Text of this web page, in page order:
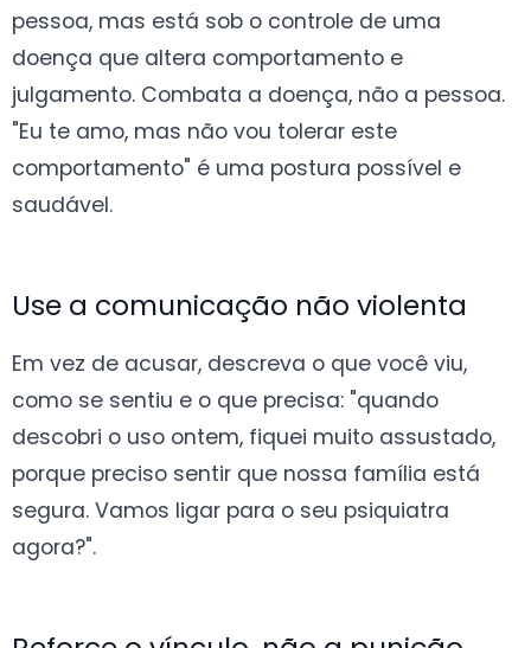
pessoa, mas está sob o controle de uma
doença que altera comportamento e
julgamento. Combata a doença, não a pessoa.
"Eu te amo, mas não vou tolerar este
comportamento" é uma postura possível e
saudável.
Use a comunicação não violenta
Em vez de acusar, descreva o que você viu,
como se sentiu e o que precisa: "quando
descobri o uso ontem, fiquei muito assustado,
porque preciso sentir que nossa família está
segura. Vamos ligar para o seu psiquiatra
agora?".